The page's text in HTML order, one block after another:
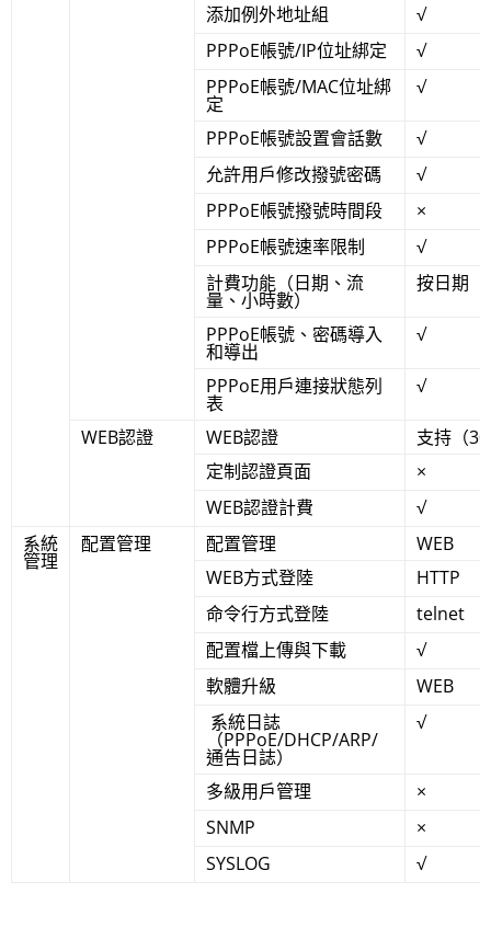
添加例外地址組
√
PPPoE帳號/IP位址綁定
√
PPPoE帳號/MAC位址綁
定
√
PPPoE帳號設置會話數
√
允許用戶修改撥號密碼
√
PPPoE帳號撥號時間段
×
PPPoE帳號速率限制
√
計費功能（日期、流
量、小時數）
按日期
PPPoE帳號、密碼導入
和導出
√
PPPoE用戶連接狀態列
表
√
WEB認證 WEB認證
支持（
定制認證頁面
×
WEB認證計費
√
系統
管理
配置管理 配置管理
WEB
WEB方式登陸
HTTP
命令行方式登陸
telnet
配置檔上傳與下載
√
軟體升級
WEB
系統日誌
（PPPoE/DHCP/ARP/
通告日誌）
√
多級用戶管理
×
SNMP
×
SYSLOG
√